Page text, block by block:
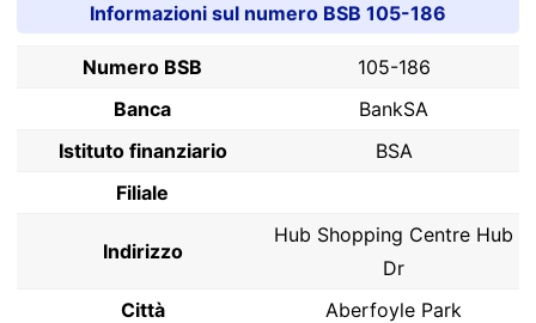
Informazioni sul numero BSB 105-186
Numero BSB
105-186
Banca
BankSA
Istituto finanziario
BSA
Filiale
Indirizzo
Hub Shopping Centre Hub
Dr
Città
Aberfoyle Park